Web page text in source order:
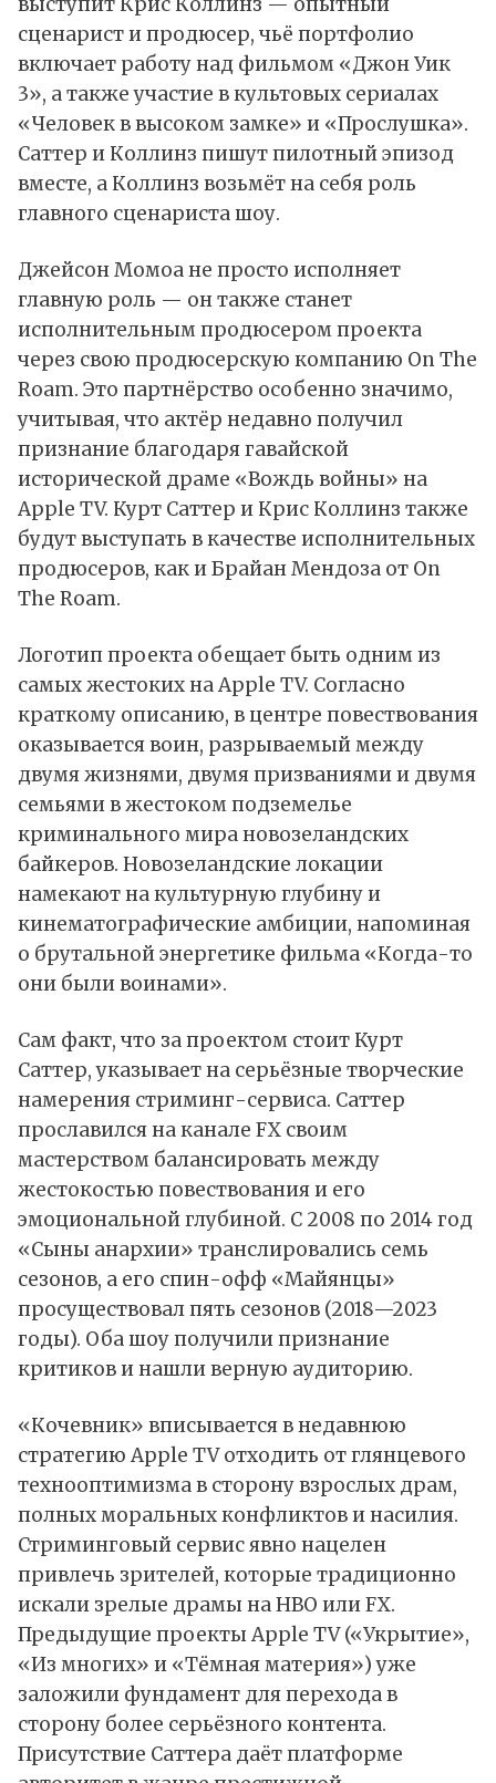
сценарист и продюсер, чьё портфолио
включает работу над фильмом «Джон Уик
3», а также участие в культовых сериалах
«Человек в высоком замке» и «Прослушка».
Саттер и Коллинз пишут пилотный эпизод
вместе, а Коллинз возьмёт на себя роль
главного сценариста шоу.
Джейсон Момоа не просто исполняет
главную роль — он также станет
исполнительным продюсером проекта
через свою продюсерскую компанию On The
Roam. Это партнёрство особенно значимо,
учитывая, что актёр недавно получил
признание благодаря гавайской
исторической драме «Вождь войны» на
Apple TV. Курт Саттер и Крис Коллинз также
будут выступать в качестве исполнительных
продюсеров, как и Брайан Мендоза от On
The Roam.
Логотип проекта обещает быть одним из
самых жестоких на Apple TV. Согласно
краткому описанию, в центре повествования
оказывается воин, разрываемый между
двумя жизнями, двумя призваниями и двумя
семьями в жестоком подземелье
криминального мира новозеландских
байкеров. Новозеландские локации
намекают на культурную глубину и
кинематографические амбиции, напоминая
о брутальной энергетике фильма «Когда-то
они были воинами».
Сам факт, что за проектом стоит Курт
Саттер, указывает на серьёзные творческие
намерения стриминг-сервиса. Саттер
прославился на канале FX своим
мастерством балансировать между
жестокостью повествования и его
эмоциональной глубиной. С 2008 по 2014 год
«Сыны анархии» транслировались семь
сезонов, а его спин-офф «Майянцы»
просуществовал пять сезонов (2018—2023
годы). Оба шоу получили признание
критиков и нашли верную аудиторию.
«Кочевник» вписывается в недавнюю
стратегию Apple TV отходить от глянцевого
технооптимизма в сторону взрослых драм,
полных моральных конфликтов и насилия.
Стриминговый сервис явно нацелен
привлечь зрителей, которые традиционно
искали зрелые драмы на HBO или FX.
Предыдущие проекты Apple TV («Укрытие»,
«Из многих» и «Тёмная материя») уже
заложили фундамент для перехода в
сторону более серьёзного контента.
Присутствие Саттера даёт платформе